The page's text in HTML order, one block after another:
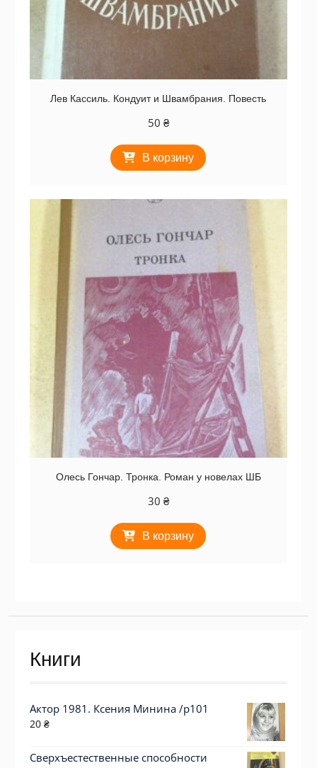
Лев Кассиль. Кондуит и Швамбрания. Повесть
50 ₴
В корзину
Олесь Гончар. Тронка. Роман у новелах ШБ
30 ₴
В корзину
Книги
Актор 1981. Ксения Минина /p101
20 ₴
Сверхъестественные способности